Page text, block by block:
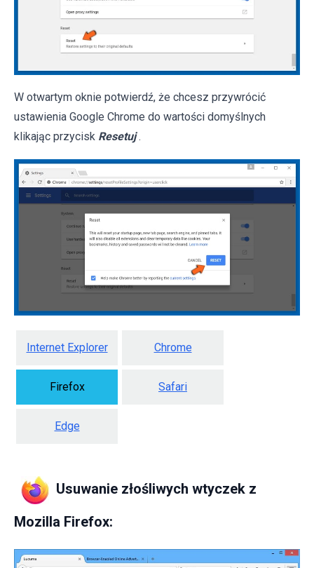
W otwartym oknie potwierdź, że chcesz przywrócić
ustawienia Google Chrome do wartości domyślnych
klikając przycisk Resetuj .
Internet Explorer Chrome
Firefox Safari
Edge
Usuwanie złośliwych wtyczek z
Mozilla Firefox: